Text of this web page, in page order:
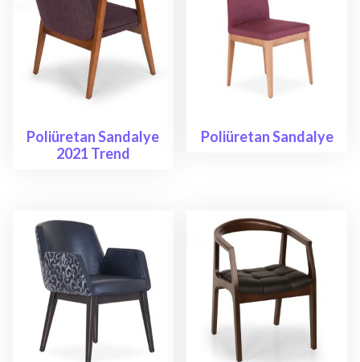
Poliüretan Sandalye
2021 Trend
Poliüretan Sandalye